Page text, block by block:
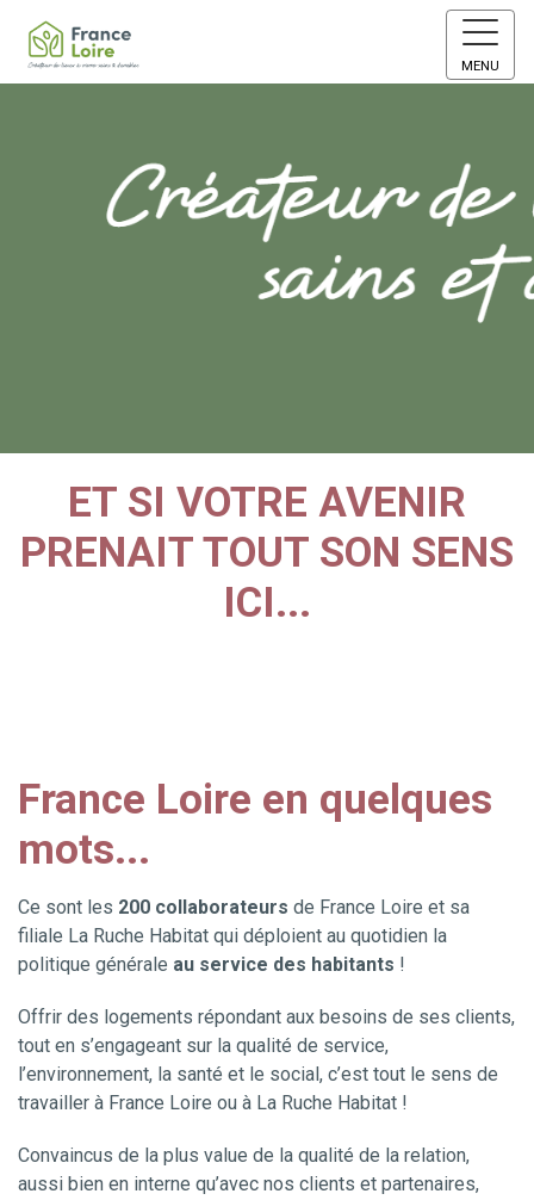
MENU
ET SI VOTRE AVENIR
PRENAIT TOUT SON SENS
ICI...
France Loire en quelques
mots...
Ce sont les 200 collaborateurs de France Loire et sa
filiale La Ruche Habitat qui déploient au quotidien la
politique générale au service des habitants !
Offrir des logements répondant aux besoins de ses clients,
tout en s’engageant sur la qualité de service,
l’environnement, la santé et le social, c’est tout le sens de
travailler à France Loire ou à La Ruche Habitat !
Convaincus de la plus value de la qualité de la relation,
aussi bien en interne qu’avec nos clients et partenaires,